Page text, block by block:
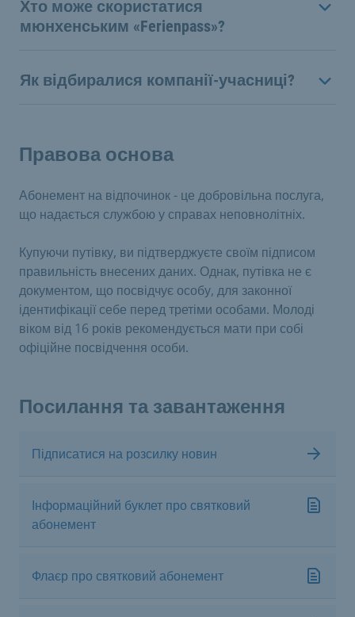
Хто може скористатися
мюнхенським «Ferienpass»?
Як відбиралися компанії-учасниці?
Правова основа
Абонемент на відпочинок - це добровільна послуга,
що надається службою у справах неповнолітніх.
Купуючи путівку, ви підтверджуєте своїм підписом
правильність внесених даних. Однак, путівка не є
документом, що посвідчує особу, для законної
ідентифікації себе перед третіми особами. Молоді
віком від 16 років рекомендується мати при собі
офіційне посвідчення особи.
Посилання та завантаження
Підписатися на розсилку новин
Інформаційний буклет про святковий
абонемент
Флаєр про святковий абонемент